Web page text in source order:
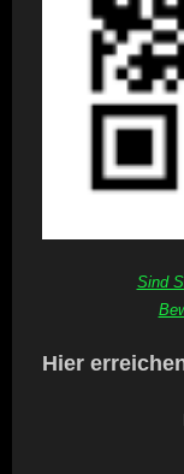
Sind
Hier